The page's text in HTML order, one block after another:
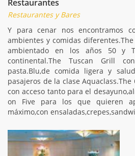
Restaurantes
Restaurantes y Bares
Y para cenar nos encontramos
ambientes y comidas
ambientado en los años 50 y
continental.The Tuscan Grill
pasta.Blu,de comida ligera y
pasajeros de la clase
con acceso tanto para el
on Five para los que quieren
máximo,con